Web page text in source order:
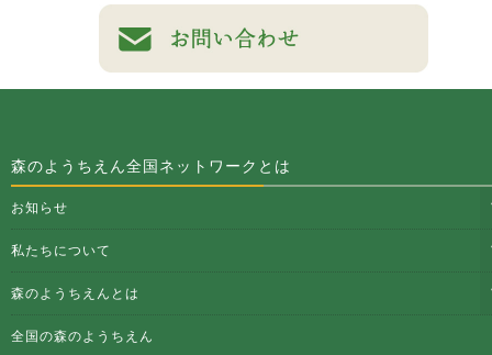
森のようちえん全国ネットワークとは
お知らせ
私たちについて
森のようちえんとは
全国の森のようちえん